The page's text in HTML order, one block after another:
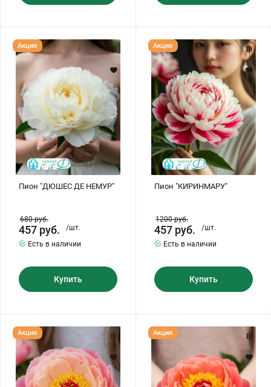
Пион
"ДЮШЕС
ДЕ
Пион "ДЮШЕС ДЕ НЕМУР"
Акция
680руб.
457 руб.
/шт.
Есть в наличии
Купить
Пион
"КИРИНМАРУ"
Пион "КИРИНМАРУ"
Акция
1200руб.
457 руб.
/шт.
Есть в наличии
Купить
Пион
"КОРАЛ
БИЧ"
Акция
Пион
&quot;КОРАЛ
Акция